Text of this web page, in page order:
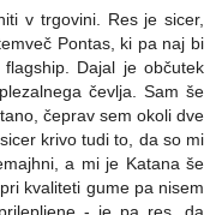
v trgovini. Res je sicer,
Pontas, ki pa naj bi
Dajal je občutek
čevlja. Sam še
čeprav sem okoli dve
krivo tudi to, da so mi
a mi je Katana še
kvaliteti gume pa nisem